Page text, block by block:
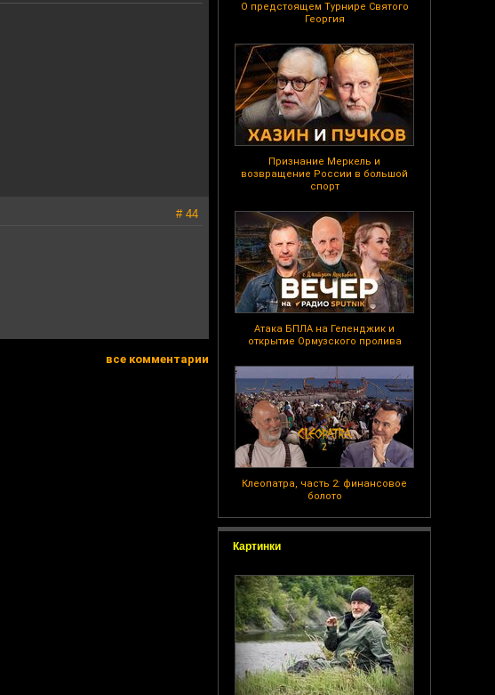
О предстоящем Турнире Святого
Георгия
Признание Меркель и
возвращение России в большой
спорт
Атака БПЛА на Геленджик и
открытие Ормузского пролива
Клеопатра, часть 2: финансовое
болото
Картинки
# 44
все комментарии